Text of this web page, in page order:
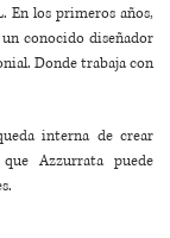
En los primeros años,
conocido diseñador
Donde trabaja con
interna de crear
Azzurrata puede